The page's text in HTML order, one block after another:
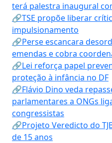
terá palestra inaugural
🔗TSE propõe liberar
impulsionamento
🔗Perse escancara
emendas e cobra
🔗Lei reforça papel
proteção à infância no DF
🔗Flávio Dino veda
parlamentares a ONGs
congressistas
🔗Projeto Veredicto do
de 15 anos